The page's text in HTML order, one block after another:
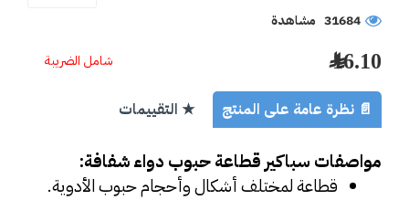
31684 مشاهدة
16.10 ﷼ شامل الضريبة
📄 نظرة عامة على المنتج ★ التقييمات
مواصفات سباكير قطاعة حبوب دواء شفافة:
قطاعة لمختلف أشكال وأحجام حبوب الأدوية.